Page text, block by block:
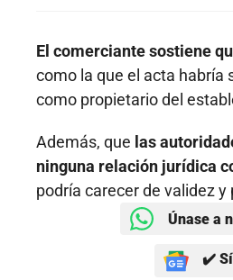
El comerciante sostiene
como la que el acta habría
como propietario del
Además, que las
ninguna relación jurídica
podría carecer de validez
Únase a
✔️